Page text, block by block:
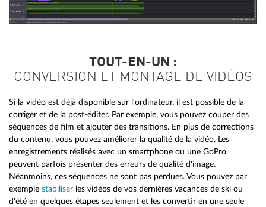
TOUT-EN-UN :
CONVERSION ET MONTAGE DE VIDÉOS
Si la vidéo est déjà disponible sur l'ordinateur, il est possible de la
corriger et de la post-éditer. Par exemple, vous pouvez couper des
séquences de film et ajouter des transitions. En plus de corrections
du contenu, vous pouvez améliorer la qualité de la vidéo. Les
enregistrements réalisés avec un smartphone ou une GoPro
peuvent parfois présenter des erreurs de qualité d'image.
Néanmoins, ces séquences ne sont pas perdues. Vous pouvez par
exemple stabiliser les vidéos de vos dernières vacances de ski ou
d'été en quelques étapes seulement et les convertir en une seule